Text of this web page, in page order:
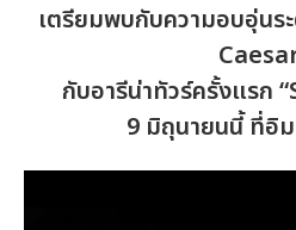
เตรียมพบกับความอบอุ่น
กับอารีน่าทัวร์ครั้งแรก
9 มิถุนายนนี้ ที่อิ